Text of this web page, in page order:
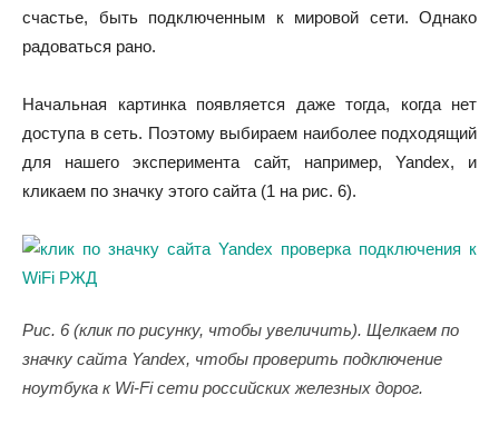
счастье, быть подключенным к мировой сети. Однако
радоваться рано.
Начальная картинка появляется даже тогда, когда нет
доступа в сеть. Поэтому выбираем наиболее подходящий
для нашего эксперимента сайт, например, Yandex, и
кликаем по значку этого сайта (1 на рис. 6).
Рис. 6 (клик по рисунку, чтобы увеличить). Щелкаем по
значку сайта Yandex, чтобы проверить подключение
ноутбука к Wi-Fi сети российских железных дорог.